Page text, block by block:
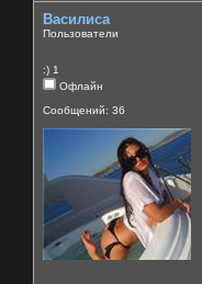
Василиса
Пользователи
:) 1
Офлайн
Сообщений: 36